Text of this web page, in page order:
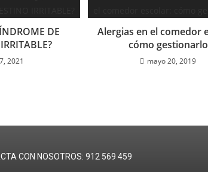
DE
2021
Alergias en el comedor
cómo gestionarlo
mayo 20, 2019
CON